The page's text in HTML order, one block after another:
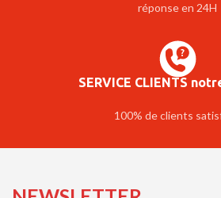
réponse en 24H
SERVICE CLIENTS
100% de clients